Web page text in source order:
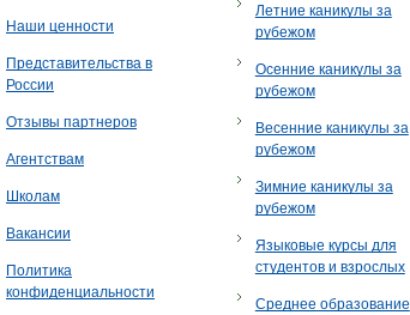
Наши ценности
Представительства в
России
Отзывы партнеров
Агентствам
Школам
Вакансии
Политика
конфиденциальности
Летние каникулы за
рубежом
Осенние каникулы за
рубежом
Весенние каникулы за
рубежом
Зимние каникулы за
рубежом
Языковые курсы для
студентов и взрослых
Среднее образование